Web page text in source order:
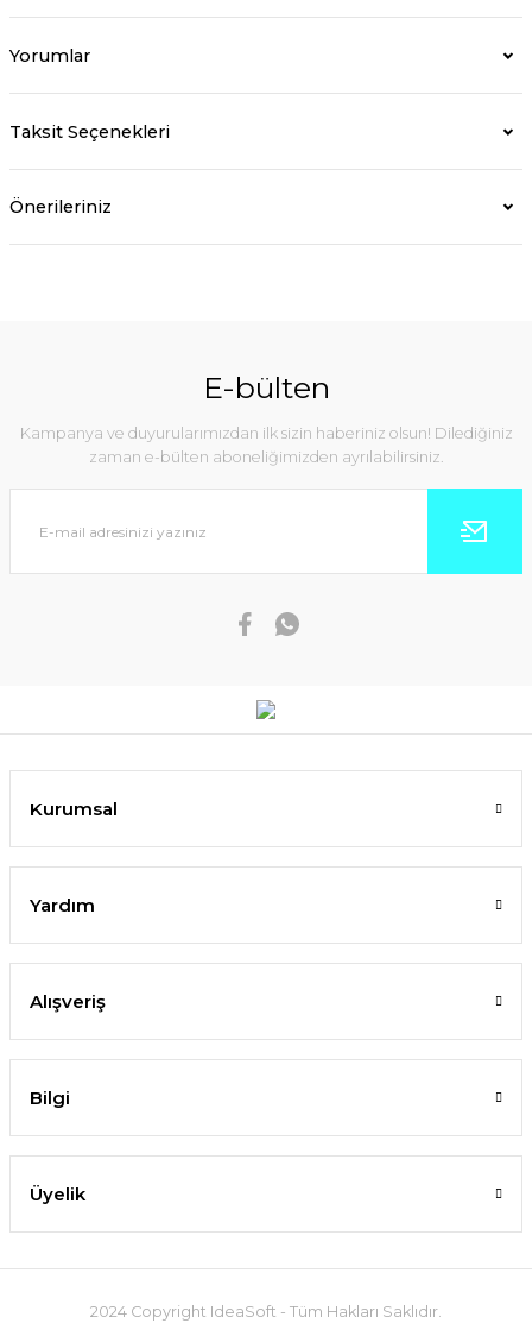
Yorumlar
Taksit Seçenekleri
Önerileriniz
E-bülten
Kampanya ve duyurularımızdan ilk sizin haberiniz olsun! Dilediğiniz
zaman e-bülten aboneliğimizden ayrılabilirsiniz.
Kurumsal
Yardım
Alışveriş
Bilgi
Üyelik
2024 Copyright IdeaSoft - Tüm Hakları Saklıdır.